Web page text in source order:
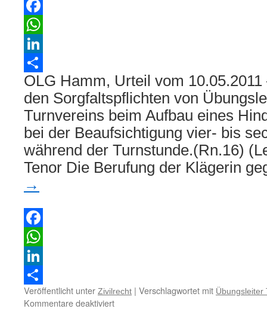
Facebook
WhatsApp
LinkedIn
Teilen
OLG Hamm, Urteil vom
den Sorgfaltspflichten von
Turnvereins beim Aufbau eines
bei der Beaufsichtigung vier- bis
während der Turnstunde.(Rn.16)
Tenor Die Berufung der Klägerin
→
Facebook
WhatsApp
LinkedIn
Teilen
Veröffentlicht unter Zivilrecht | Verschlagwortet mit Übungsleiter
Kommentare deaktiviertfür